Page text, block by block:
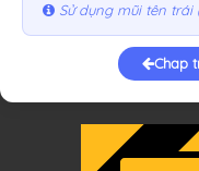
Sử dụng mũi tên
Chap